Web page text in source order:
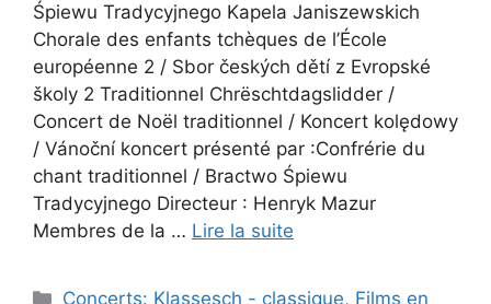
Śpiewu Tradycyjnego Kapela Janiszewskich
Chorale des enfants tchèques de l’École
européenne 2 / Sbor českých dětí z Evropské
školy 2 Traditionnel Chrëschtdagslidder /
Concert de Noël traditionnel / Koncert kolędowy
/ Vánoční koncert présenté par :Confrérie du
chant traditionnel / Bractwo Śpiewu
Tradycyjnego Directeur : Henryk Mazur
Membres de la … Lire la suite
Catégories
Concerts: Klassesch - classique, Films en